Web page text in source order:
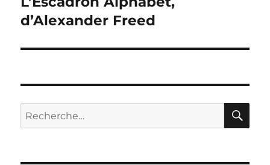
suivante :
d’Alexander Freed
Recherche
pour :